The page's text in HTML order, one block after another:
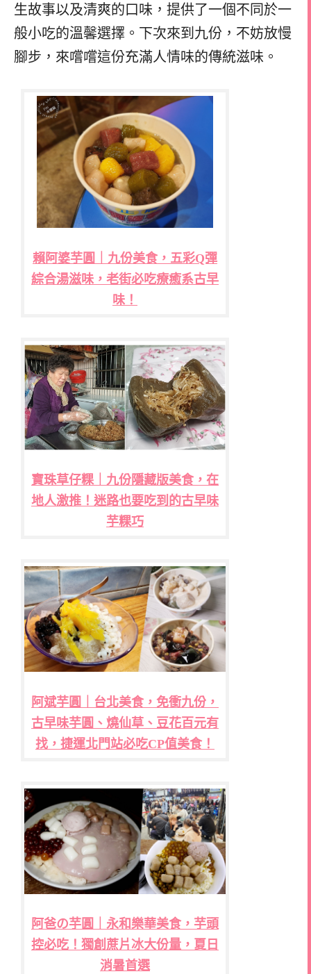
生故事以及清爽的口味，提供了一個不同於一
般小吃的溫馨選擇。下次來到九份，不妨放慢
腳步，來嚐嚐這份充滿人情味的傳統滋味。
賴阿婆芋圓｜九份美食，五彩Q彈
綜合湯滋味，老街必吃療癒系古早
味！
寶珠草仔粿｜九份隱藏版美食，在
地人激推！迷路也要吃到的古早味
芋粿巧
阿斌芋圓｜台北美食，免衝九份，
古早味芋圓、燒仙草、豆花百元有
找，捷運北門站必吃CP值美食！
阿爸の芋圓｜永和樂華美食，芋頭
控必吃！獨創蔗片冰大份量，夏日
消暑首選